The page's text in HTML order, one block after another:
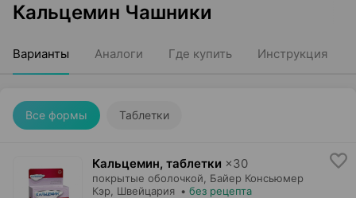
Кальцемин Чашники
Варианты Аналоги Где купить Инструкция
Все формы Таблетки
Кальцемин, таблетки ×30
покрытые оболочкой,
Байер Консьюмер
Кэр , Швейцария • без рецепта